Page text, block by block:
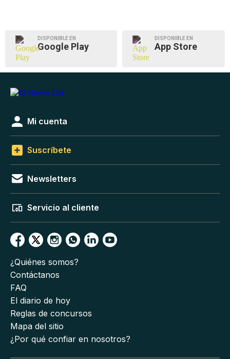
DISPONIBLE EN
Google Play
DISPONIBLE EN
App Store
Mi cuenta
Suscríbete
Newsletters
Servicio al cliente
¿Quiénes somos?
Contáctanos
FAQ
El diario de hoy
Reglas de concursos
Mapa del sitio
¿Por qué confiar en nosotros?